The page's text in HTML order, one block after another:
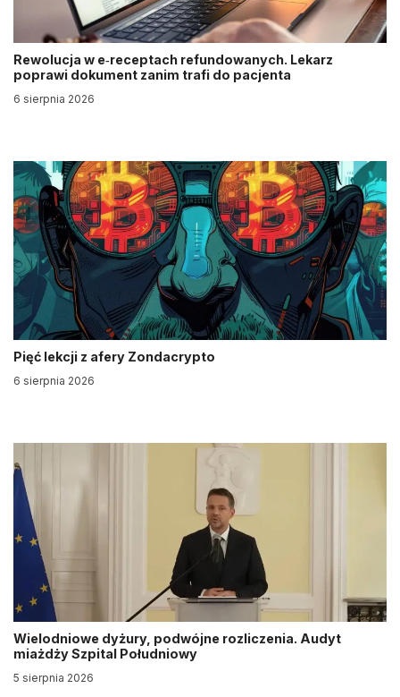
Rewolucja w e‑receptach refundowanych. Lekarz
poprawi dokument zanim trafi do pacjenta
6 sierpnia 2026
Pięć lekcji z afery Zondacrypto
6 sierpnia 2026
Wielodniowe dyżury, podwójne rozliczenia. Audyt
miażdży Szpital Południowy
5 sierpnia 2026